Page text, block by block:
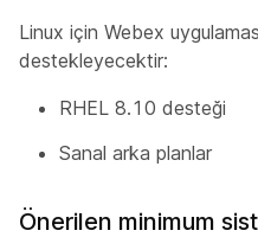
Linux için Webex
destekleyecektir:
RHEL 8.10 desteği
Sanal arka planlar
Önerilen minimum